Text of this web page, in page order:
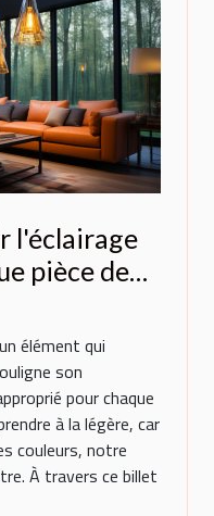
l'éclairage
pièce de
élément qui
son
pour chaque
à la légère, car
couleurs, notre
À travers ce billet